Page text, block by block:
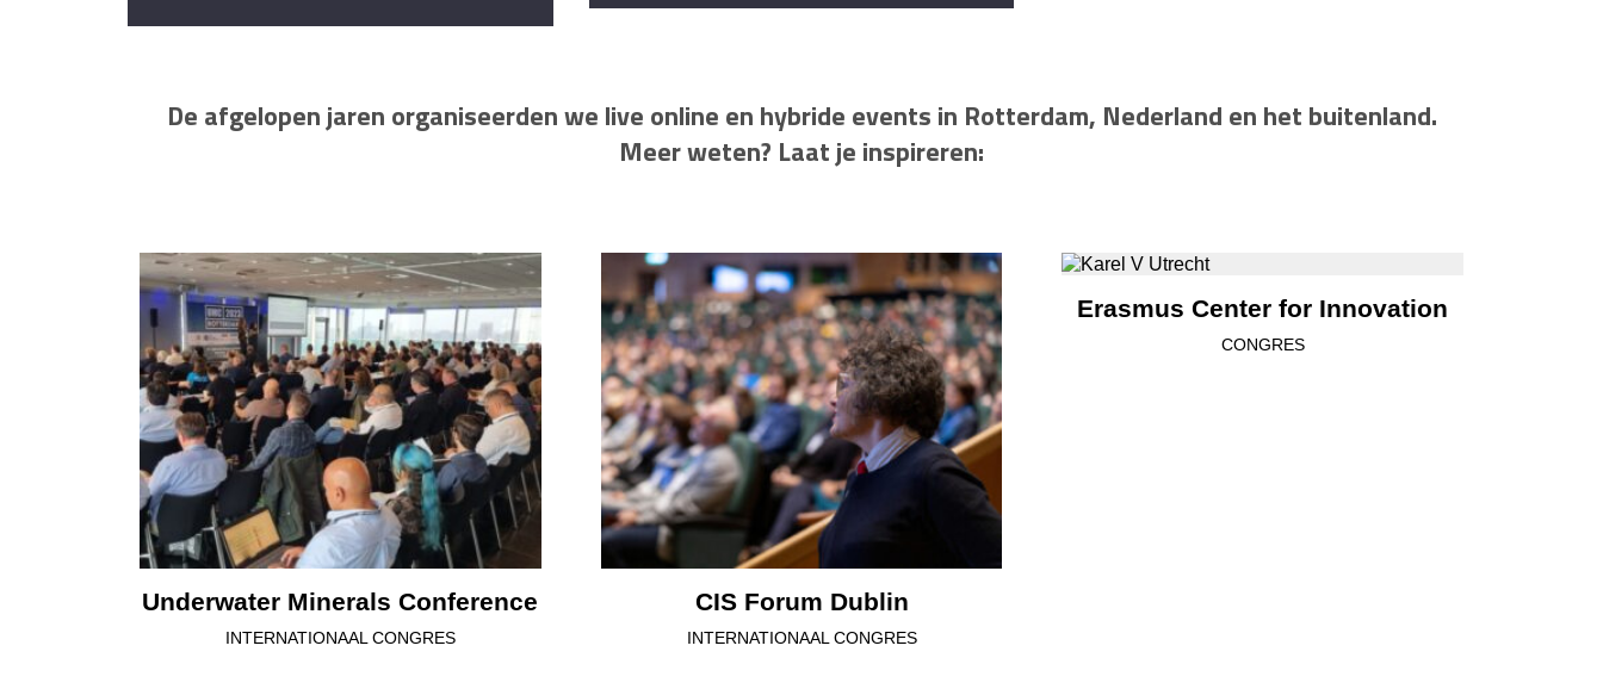
De afgelopen jaren organiseerden we live online en hybride events in Rotterdam, Nederland en het buitenland.
Meer weten? Laat je inspireren:
Underwater Minerals Conference
INTERNATIONAAL CONGRES
CIS Forum Dublin
INTERNATIONAAL CONGRES
Erasmus Center for Innovation
CONGRES